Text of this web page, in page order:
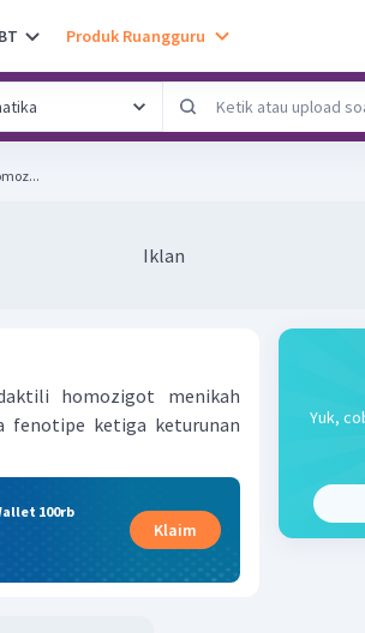
Produk Ruangguru
Iklan
homozigot menikah
fenotipe ketiga keturunan
100rb
Klaim
Yuk,